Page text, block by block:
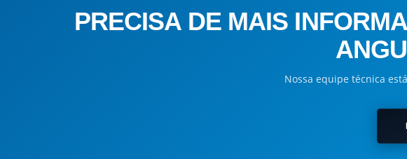
PRECISA DE MAIS
Nossa equipe técnica